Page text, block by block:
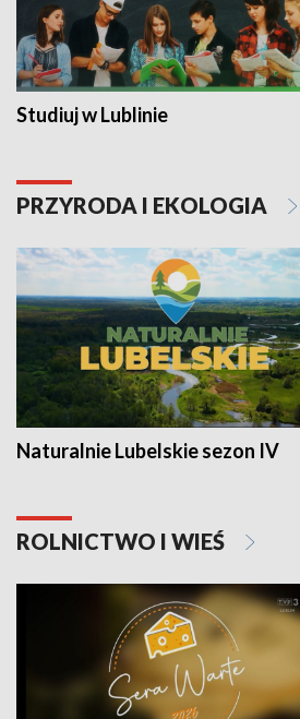
Studiuj w Lublinie
PRZYRODA I EKOLOGIA
Naturalnie Lubelskie sezon IV
ROLNICTWO I WIEŚ